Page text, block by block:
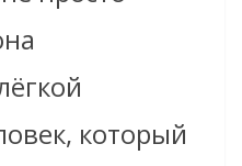
который